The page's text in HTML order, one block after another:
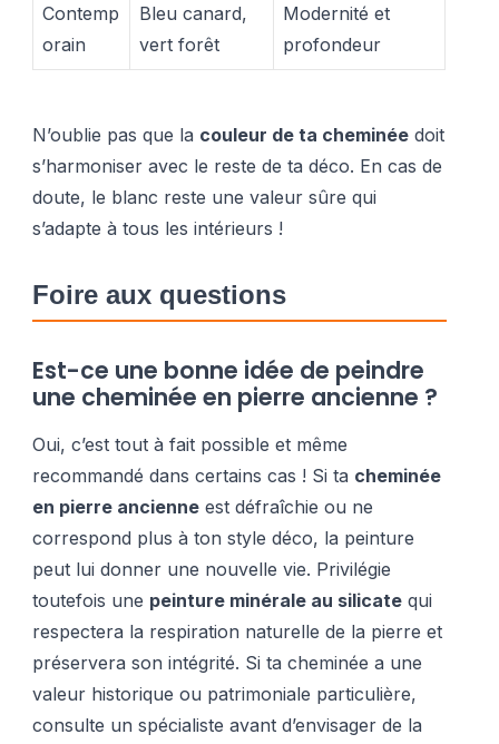
Contemp
orain
Bleu canard,
vert forêt
Modernité et
profondeur
N’oublie pas que la couleur de ta cheminée doit
s’harmoniser avec le reste de ta déco. En cas de
doute, le blanc reste une valeur sûre qui
s’adapte à tous les intérieurs !
Foire aux questions
Est-ce une bonne idée de peindre
une cheminée en pierre ancienne ?
Oui, c’est tout à fait possible et même
recommandé dans certains cas ! Si ta cheminée
en pierre ancienne est défraîchie ou ne
correspond plus à ton style déco, la peinture
peut lui donner une nouvelle vie. Privilégie
toutefois une peinture minérale au silicate qui
respectera la respiration naturelle de la pierre et
préservera son intégrité. Si ta cheminée a une
valeur historique ou patrimoniale particulière,
consulte un spécialiste avant d’envisager de la